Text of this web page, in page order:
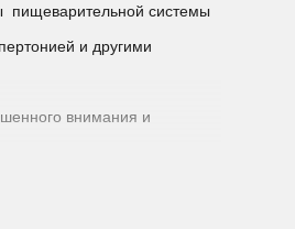
пищеварительной системы
и другими
внимания и